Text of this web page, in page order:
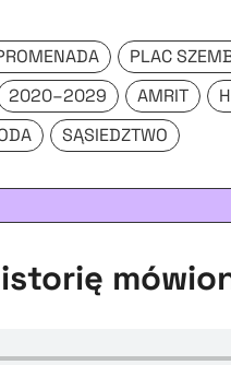
PLAC
2020–2029 AMRIT
SĄSIEDZTWO